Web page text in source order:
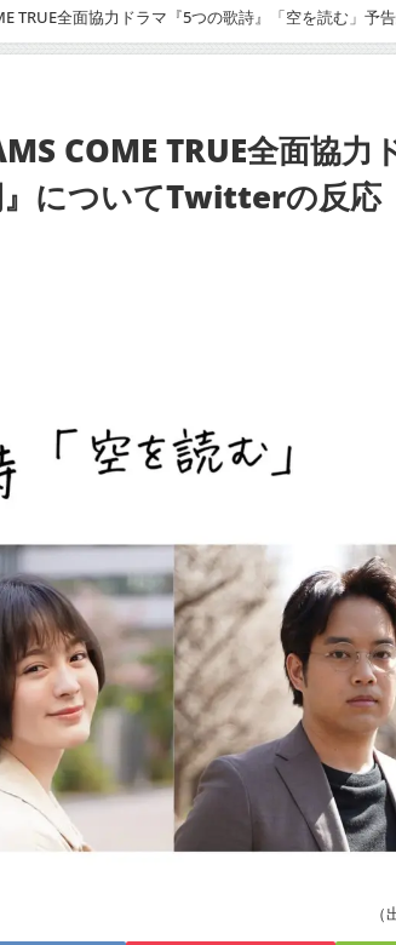
TRUE全面協力ドラマ『5つの歌詩』「空を読む」予
COME TRUE全面協力
』についてTwitterの反応